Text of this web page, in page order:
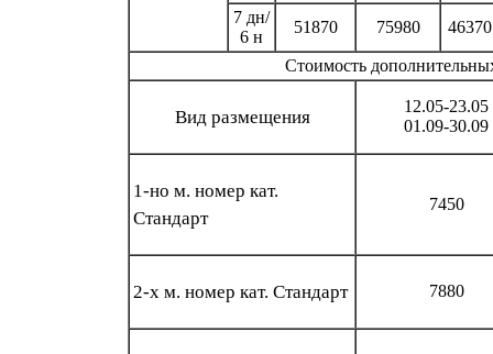
7 дн/
6 н
51870 75980 46370
Стоимость
Вид размещения
12.05-23.05
01.09-30.09
1-но м. номер кат.
Стандарт
7450
2-х м. номер кат. Стандарт 7880